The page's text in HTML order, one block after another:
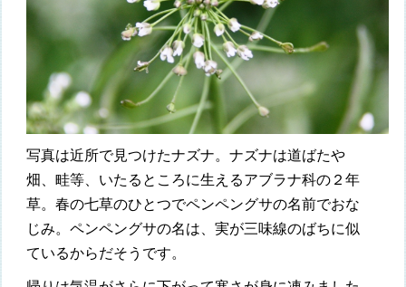
写真は近所で見つけたナズナ。ナズナは道ばたや
畑、畦等、いたるところに生えるアブラナ科の２年
草。春の七草のひとつでペンペングサの名前でおな
じみ。ペンペングサの名は、実が三味線のばちに似
ているからだそうです。